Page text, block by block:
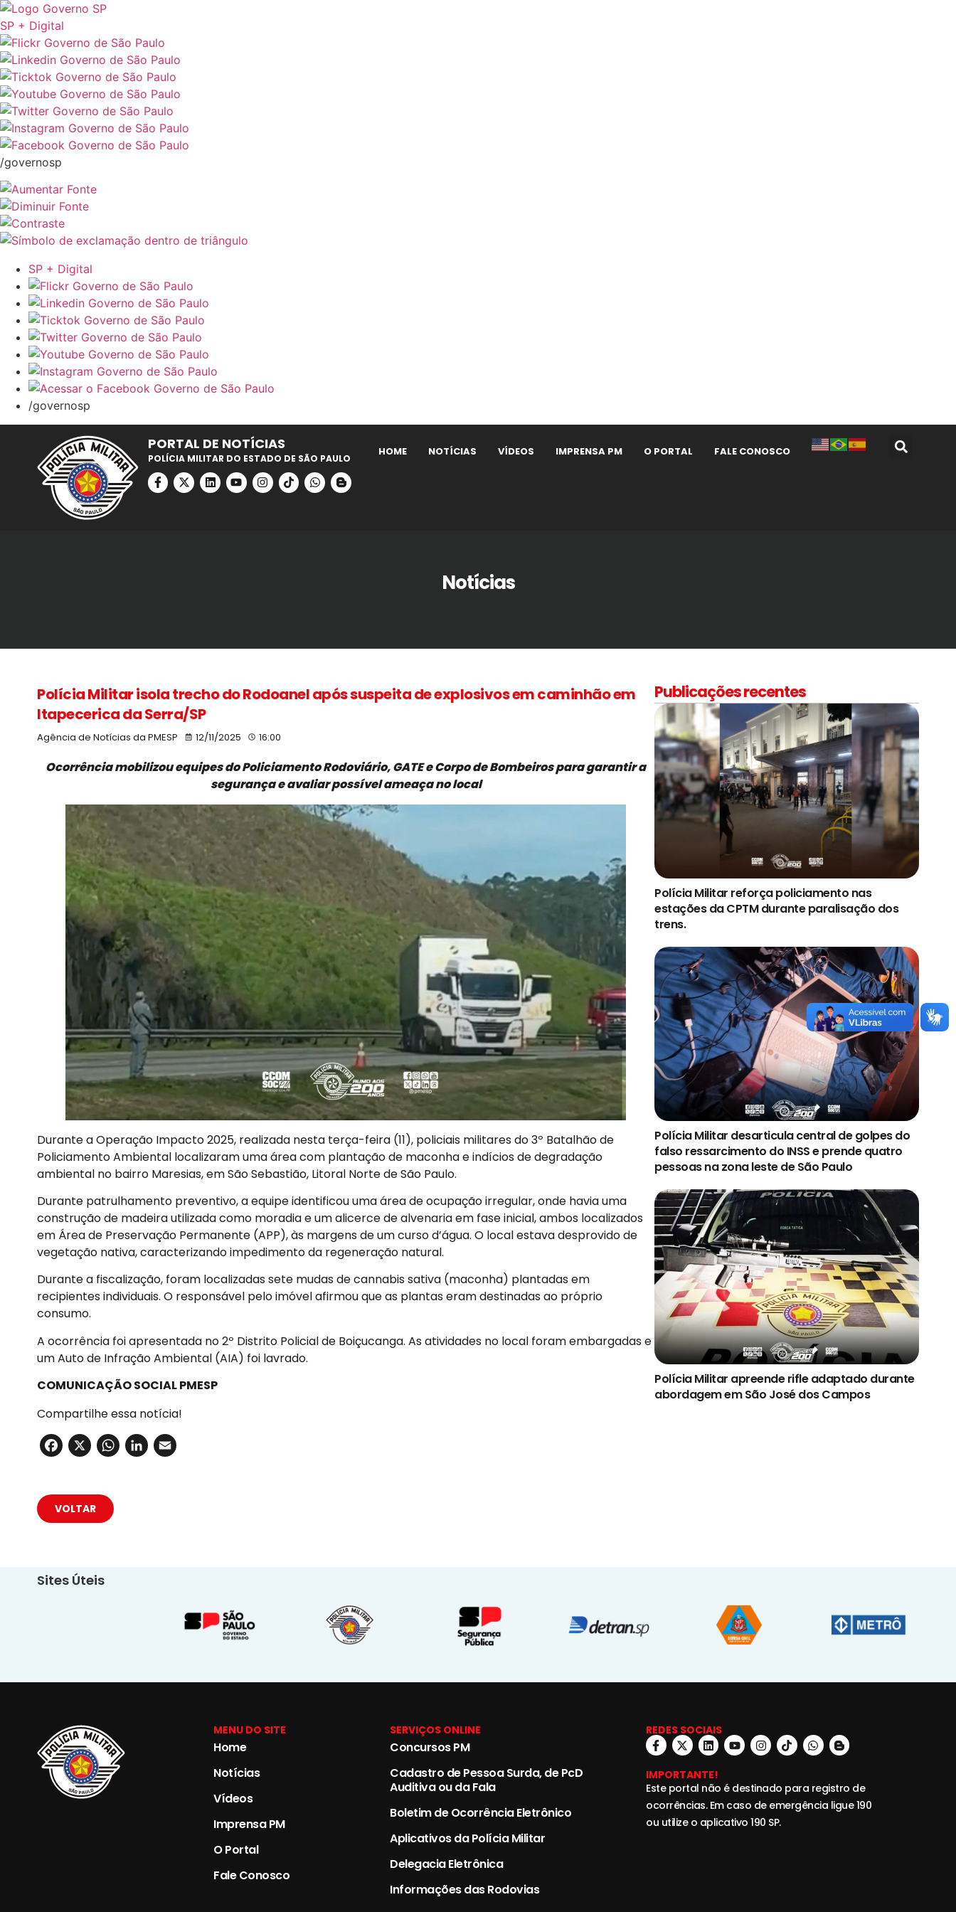
SP + Digital
/governosp
SP + Digital
/governosp
PORTAL DE NOTÍCIAS
POLÍCIA MILITAR DO ESTADO DE SÃO PAULO
HOME NOTÍCIAS VÍDEOS IMPRENSA PM O PORTAL FALE CONOSCO
Notícias
Polícia Militar isola trecho do Rodoanel após suspeita de explosivos em caminhão em
Itapecerica da Serra/SP
Agência de Notícias da PMESP 12/11/2025 16:00
Ocorrência mobilizou equipes do Policiamento Rodoviário, GATE e Corpo de Bombeiros para garantir a
segurança e avaliar possível ameaça no local
Durante a Operação Impacto 2025, realizada nesta terça-feira (11), policiais militares do 3º Batalhão de
Policiamento Ambiental localizaram uma área com plantação de maconha e indícios de degradação
ambiental no bairro Maresias, em São Sebastião, Litoral Norte de São Paulo.
Durante patrulhamento preventivo, a equipe identificou uma área de ocupação irregular, onde havia uma
construção de madeira utilizada como moradia e um alicerce de alvenaria em fase inicial, ambos localizados
em Área de Preservação Permanente (APP), às margens de um curso d’água. O local estava desprovido de
vegetação nativa, caracterizando impedimento da regeneração natural.
Durante a fiscalização, foram localizadas sete mudas de cannabis sativa (maconha) plantadas em
recipientes individuais. O responsável pelo imóvel afirmou que as plantas eram destinadas ao próprio
consumo.
A ocorrência foi apresentada no 2º Distrito Policial de Boiçucanga. As atividades no local foram embargadas e
um Auto de Infração Ambiental (AIA) foi lavrado.
COMUNICAÇÃO SOCIAL PMESP
Compartilhe essa notícia!
Facebook
X WhatsApp
LinkedIn
Publicações recentes
Polícia Militar reforça policiamento nas
estações da CPTM durante paralisação dos
trens.
Polícia Militar desarticula central de golpes do
falso ressarcimento do INSS e prende quatro
pessoas na zona leste de São Paulo
Polícia Militar apreende rifle adaptado durante
abordagem em São José dos Campos
VOLTAR
Sites Úteis
MENU DO SITE
Home
Notícias
Vídeos
Imprensa PM
O Portal
Fale Conosco
SERVIÇOS ONLINE
Concursos PM
Cadastro de Pessoa Surda, de PcD
Auditiva ou da Fala
Boletim de Ocorrência Eletrônico
Aplicativos da Polícia Militar
Delegacia Eletrônica
Informações das Rodovias
REDES SOCIAIS
IMPORTANTE!
Este portal não é destinado para registro de
ocorrências. Em caso de emergência ligue 190
ou utilize o aplicativo 190 SP.